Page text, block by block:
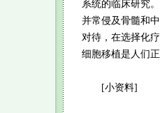
系统的临床研究
并常侵及骨髓和
对待，在选择化
细胞移植是人们
[小资料]